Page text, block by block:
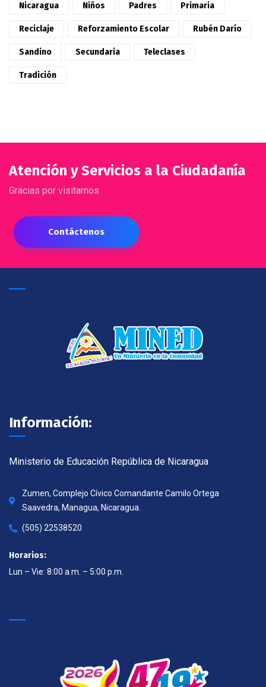
Nicaragua Niños Padres Primaria
Reciclaje Reforzamiento Escolar Rubén Darío
Sandino Secundaria Teleclases
Tradición
Atención y Servicios a la Ciudadanía
Gracias por visitarnos
Contáctenos
Información:
Ministerio de Educación República de Nicaragua
Zumen, Complejo Cívico Comandante Camilo Ortega
Saavedra, Managua, Nicaragua.
(505) 22538520
Horarios:
Lun – Vie: 8:00 a.m. – 5:00 p.m.